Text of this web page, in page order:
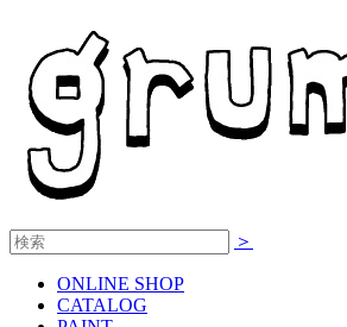
＞
ONLINE SHOP
CATALOG